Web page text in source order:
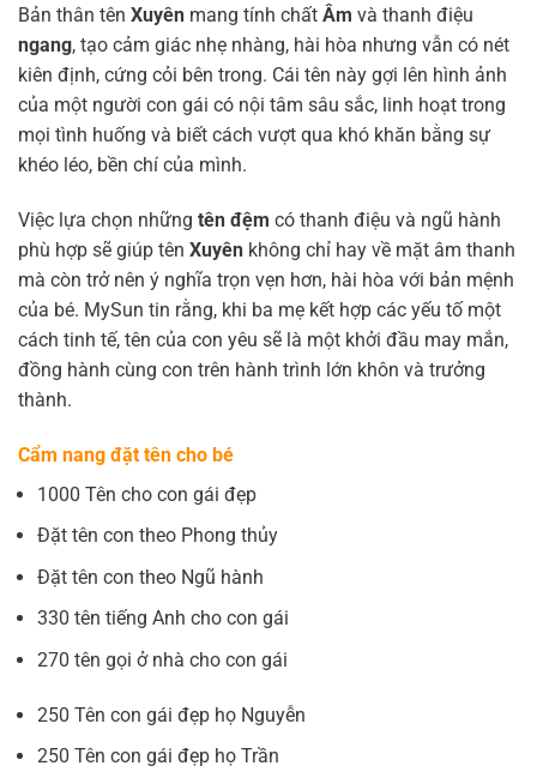
Bản thân tên Xuyên mang tính chất Âm và thanh điệu
ngang, tạo cảm giác nhẹ nhàng, hài hòa nhưng vẫn có nét
kiên định, cứng cỏi bên trong. Cái tên này gợi lên hình ảnh
của một người con gái có nội tâm sâu sắc, linh hoạt trong
mọi tình huống và biết cách vượt qua khó khăn bằng sự
khéo léo, bền chí của mình.
Việc lựa chọn những tên đệm có thanh điệu và ngũ hành
phù hợp sẽ giúp tên Xuyên không chỉ hay về mặt âm thanh
mà còn trở nên ý nghĩa trọn vẹn hơn, hài hòa với bản mệnh
của bé. MySun tin rằng, khi ba mẹ kết hợp các yếu tố một
cách tinh tế, tên của con yêu sẽ là một khởi đầu may mắn,
đồng hành cùng con trên hành trình lớn khôn và trưởng
thành.
Cẩm nang đặt tên cho bé
1000 Tên cho con gái đẹp
Đặt tên con theo Phong thủy
Đặt tên con theo Ngũ hành
330 tên tiếng Anh cho con gái
270 tên gọi ở nhà cho con gái
250 Tên con gái đẹp họ Nguyễn
250 Tên con gái đẹp họ Trần